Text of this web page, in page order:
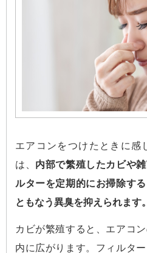
エアコンをつけたときに感
は、 内部で繁殖したカビや
ルターを定期的にお掃除す
ともなう異臭を抑えられます。
カビが繁殖すると、エアコ
内に広がります。フィルタ